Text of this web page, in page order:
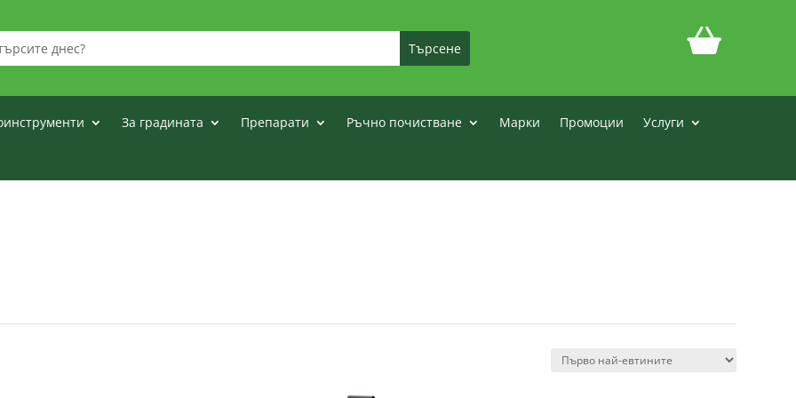
За градината Препарати Ръчно почистване Марки Промоции
Услуги